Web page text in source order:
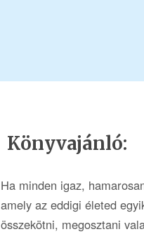
Könyvajánló:
Ha minden igaz,
amely az eddigi életed
összekötni, megosztani